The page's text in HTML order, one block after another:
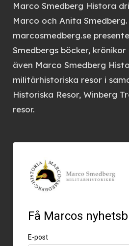
Marco Smedberg Histora
Marco och Anita Smedberg.
marcosmedberg.se
Smedbergs böcker,
även Marco Smedberg
militärhistoriska resor i
Historiska Resor, Winberg
resor.